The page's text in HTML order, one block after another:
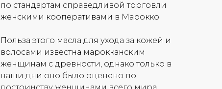
по стандартам справедливой торговли
женскими кооперативами в Марокко.
Польза этого масла для ухода за кожей и
волосами известна марокканским
женщинам с древности, однако только в
наши дни оно было оценено по